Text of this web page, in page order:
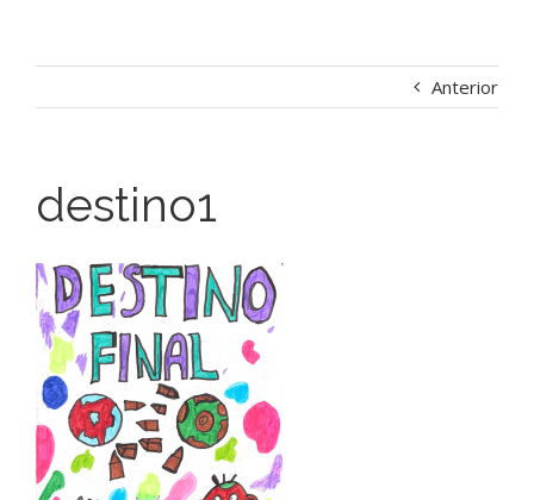
Anterior
destino1